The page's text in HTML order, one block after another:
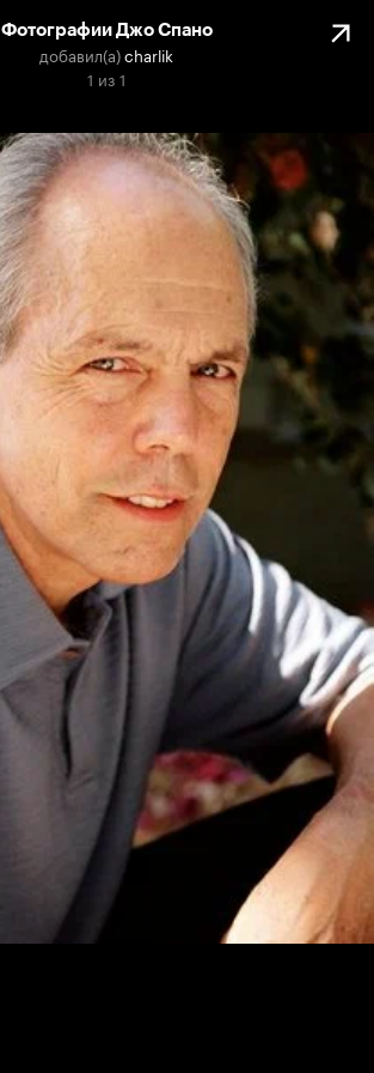
Фотографии Джо Спано
добавил(а)charlik
1 из 1